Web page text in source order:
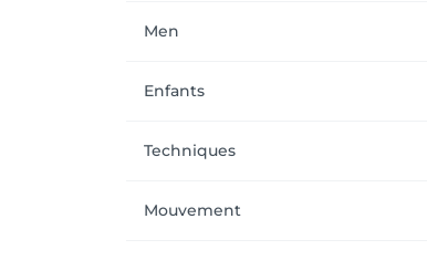
Men
Enfants
Techniques
Mouvement